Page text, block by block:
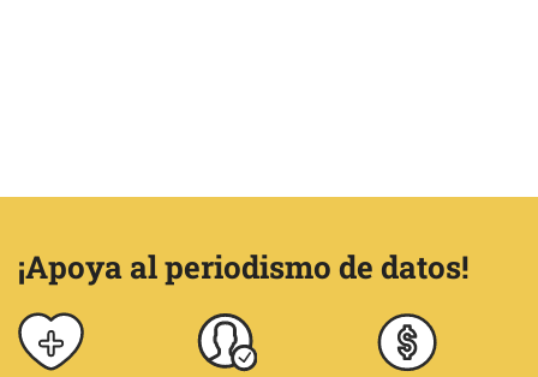
¡Apoya al periodismo de datos!